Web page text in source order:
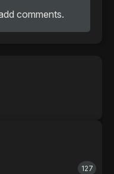
comments.
127